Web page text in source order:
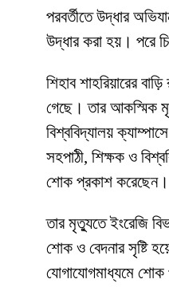
পরবর্তীতে উদ্ধার
উদ্ধার করা হয়। পরে
শিহাব শাহরিয়ারের
গেছে। তার আকস্মিক
বিশ্ববিদ্যালয়
সহপাঠী, শিক্ষক ও
শোক প্রকাশ করেছেন।
তার মৃত্যুতে ইংরেজি
শোক ও বেদনার সৃষ্টি
যোগাযোগমাধ্যমে শোক